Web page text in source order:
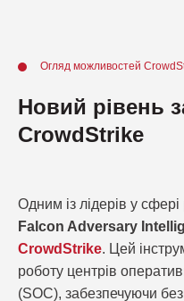
Огляд можливостей
Новий рівень
CrowdStrike
Одним із лідерів у
Falcon Adversary
CrowdStrike. Цей
роботу центрів
(SOC), забезпечуючи